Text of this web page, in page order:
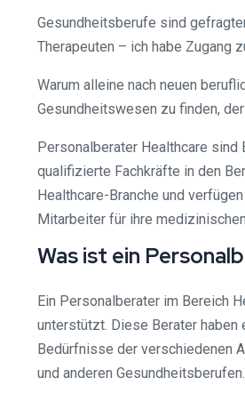
Gesundheitsberufe sind
Therapeuten – ich habe Zugang
Warum alleine nach neuen
Gesundheitswesen zu finden,
Personalberater Healthcare
qualifizierte Fachkräfte in den
Healthcare-Branche und
Mitarbeiter für ihre
Was ist ein
Ein Personalberater im Bereich
unterstützt. Diese Berater
Bedürfnisse der verschiedenen
und anderen Gesundheitsberufen.